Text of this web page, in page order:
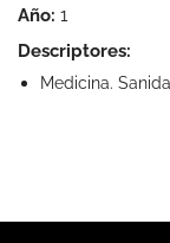
Año: 1
Descriptores:
Medicina.